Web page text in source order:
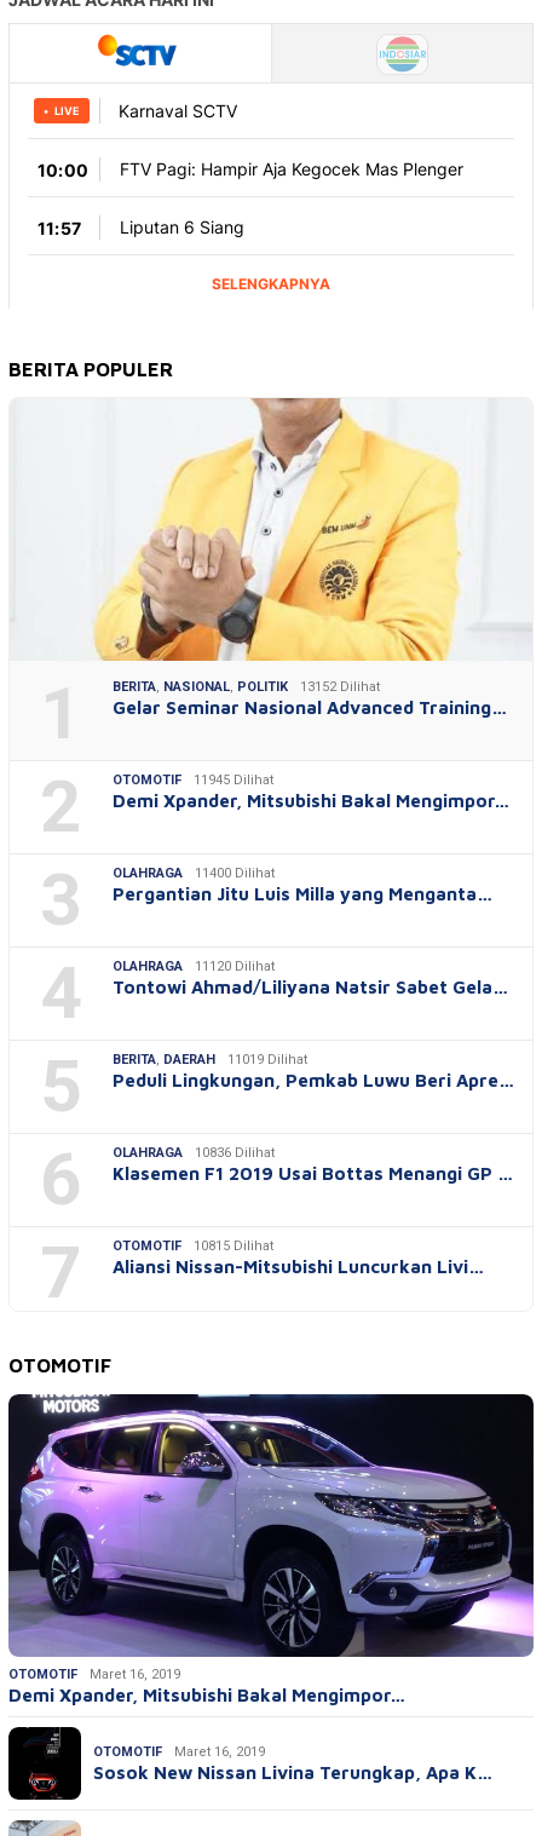
BERITA POPULER
1 BERITA, NASIONAL, POLITIK 13152 Dilihat
Gelar Seminar Nasional Advanced Training…
2 OTOMOTIF 11945 Dilihat
Demi Xpander, Mitsubishi Bakal Mengimpor…
3 OLAHRAGA 11400 Dilihat
Pergantian Jitu Luis Milla yang Menganta…
4 OLAHRAGA 11120 Dilihat
Tontowi Ahmad/Liliyana Natsir Sabet Gela…
5 BERITA, DAERAH 11019 Dilihat
Peduli Lingkungan, Pemkab Luwu Beri Apre…
6 OLAHRAGA 10836 Dilihat
Klasemen F1 2019 Usai Bottas Menangi GP …
7 OTOMOTIF 10815 Dilihat
Aliansi Nissan-Mitsubishi Luncurkan Livi…
OTOMOTIF
OTOMOTIF Maret 16, 2019
Demi Xpander, Mitsubishi Bakal Mengimpor…
OTOMOTIF Maret 16, 2019
Sosok New Nissan Livina Terungkap, Apa K…